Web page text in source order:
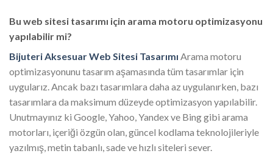
Bu web sitesi tasarımı için arama motoru optimizasyonu
yapılabilir mi?
Bijuteri Aksesuar Web Sitesi Tasarımı Arama motoru
optimizasyonunu tasarım aşamasında tüm tasarımlar için
uygularız. Ancak bazı tasarımlara daha az uygulanırken, bazı
tasarımlara da maksimum düzeyde optimizasyon yapılabilir.
Unutmayınız ki Google, Yahoo, Yandex ve Bing gibi arama
motorları, içeriği özgün olan, güncel kodlama teknolojileriyle
yazılmış, metin tabanlı, sade ve hızlı siteleri sever.